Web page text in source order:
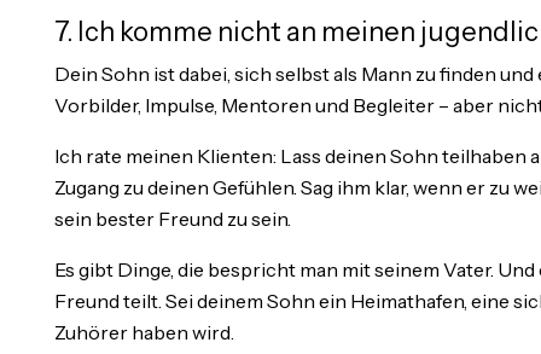
7. Ich komme nicht an meinen
Dein Sohn ist dabei, sich selbst als Mann zu finden
Vorbilder, Impulse, Mentoren und Begleiter – aber
Ich rate meinen Klienten: Lass deinen Sohn teilhaben
Zugang zu deinen Gefühlen. Sag ihm klar, wenn er zu
sein bester Freund zu sein.
Es gibt Dinge, die bespricht man mit seinem Vater.
Freund teilt. Sei deinem Sohn ein Heimathafen, eine
Zuhörer haben wird.